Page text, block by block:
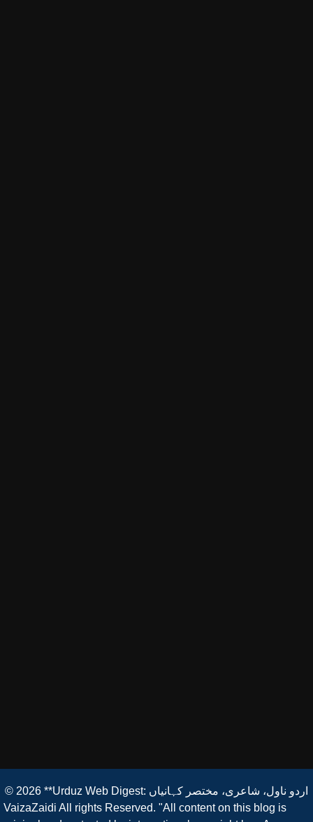
© 2026
**Urduz Web Digest: اردو ناول، شاعری، مختصر کہانیاں
VaizaZaidi All rights Reserved. "All content on this blog is